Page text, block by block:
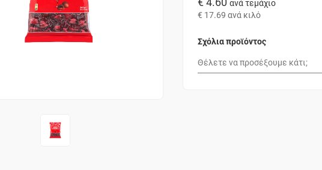
ανά τεμάχιο
€ 17.69 ανά κιλό
Σχόλια προϊόντος